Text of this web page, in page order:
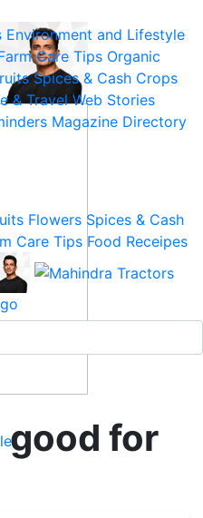
Environment and Lifestyle
Care Tips Organic
Spices & Cash Crops
& Travel Web Stories
Magazine Directory
Flowers Spices & Cash
Care Tips Food Receipes
good for